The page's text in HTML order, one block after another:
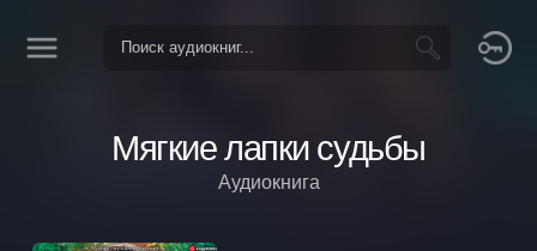
Мягкие лапки судьбы
Аудиокнига